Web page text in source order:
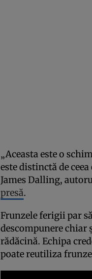
„Aceasta este o
este distinctă de
James Dalling,
presă.
Frunzele ferigii par
descompunere chiar
rădăcină. Echipa
poate reutiliza